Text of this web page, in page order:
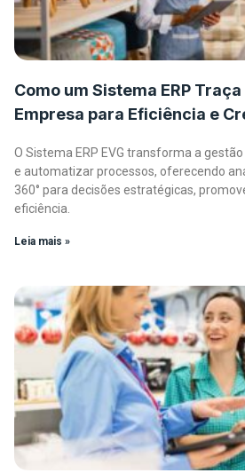
Como um Sistema ERP
Empresa para Eficiência e
O Sistema ERP EVG transforma a
e automatizar processos, oferecendo
360° para decisões estratégicas,
eficiência.
Leia mais »